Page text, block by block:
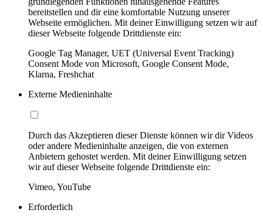
bereitstellen und dir eine komfortable Nutzung unserer
Webseite ermöglichen. Mit deiner Einwilligung setzen wir auf
dieser Webseite folgende Drittdienste ein:
Google Tag Manager, UET (Universal Event Tracking)
Consent Mode von Microsoft, Google Consent Mode,
Klarna, Freshchat
Externe Medieninhalte
Durch das Akzeptieren dieser Dienste können wir dir Videos
oder andere Medieninhalte anzeigen, die von externen
Anbietern gehostet werden. Mit deiner Einwilligung setzen
wir auf dieser Webseite folgende Drittdienste ein:
Vimeo, YouTube
Erforderlich